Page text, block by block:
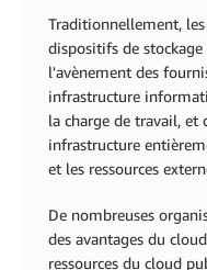
Traditionnellement,
dispositifs de
l'avènement des
infrastructure
la charge de travail,
infrastructure
et les ressources
De nombreuses
des avantages du
ressources du cloud